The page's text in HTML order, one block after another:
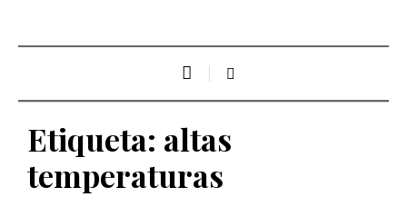
Etiqueta: altas
temperaturas